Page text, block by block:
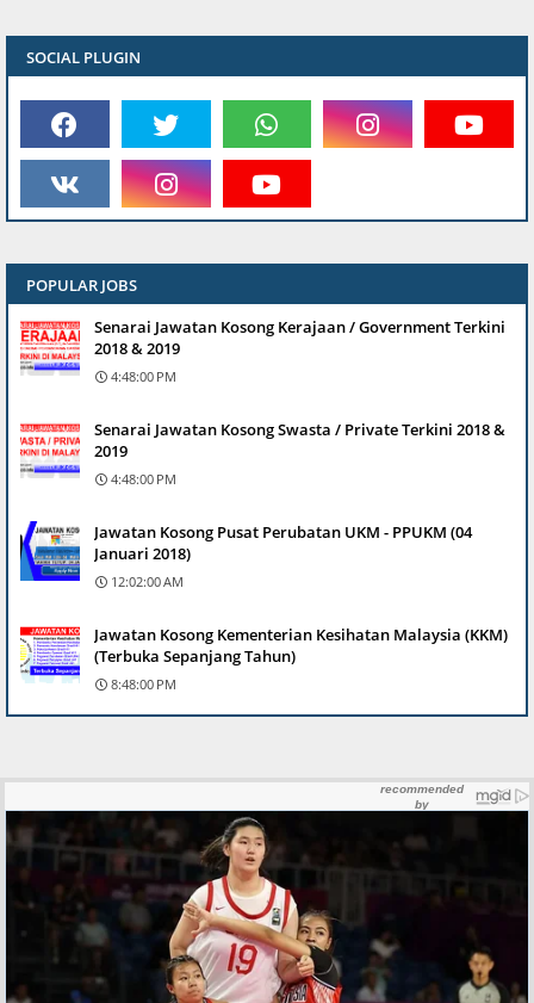
SOCIAL PLUGIN
POPULAR JOBS
Senarai Jawatan Kosong Kerajaan / Government Terkini
2018 & 2019
4:48:00 PM
Senarai Jawatan Kosong Swasta / Private Terkini 2018 &
2019
4:48:00 PM
Jawatan Kosong Pusat Perubatan UKM - PPUKM (04
Januari 2018)
12:02:00 AM
Jawatan Kosong Kementerian Kesihatan Malaysia (KKM)
(Terbuka Sepanjang Tahun)
8:48:00 PM